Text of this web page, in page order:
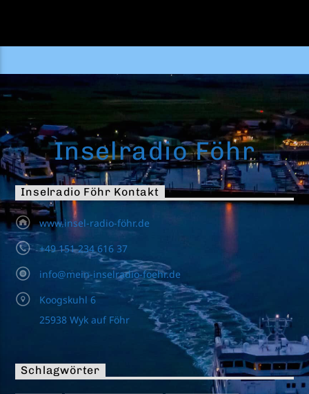
Inselradio Föhr
Inselradio Föhr Kontakt
www.insel-radio-föhr.de
+49 151 234 616 37
info@mein-inselradio-foehr.de
Koogskuhl 6
25938 Wyk auf Föhr
Schlagwörter